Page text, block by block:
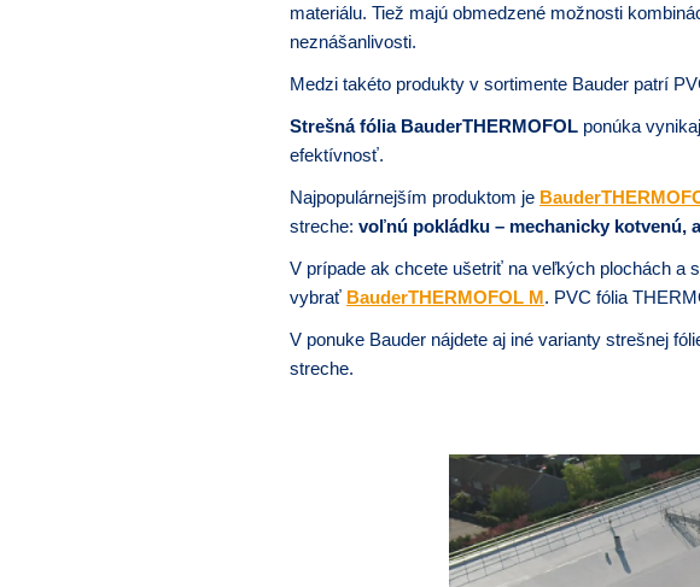
materiálu. Tiež majú obmedzené možnosti
neznášanlivosti.
Medzi takéto produkty v sortimente Bauder patrí
Strešná fólia BauderTHERMOFOL ponúka
efektívnosť.
Najpopulárnejším produktom je
streche: voľnú pokládku – mechanicky kotvenú,
V prípade ak chcete ušetriť na veľkých plochách a
vybrať BauderTHERMOFOL M . PVC fólia
V ponuke Bauder nájdete aj iné varianty strešnej
streche.